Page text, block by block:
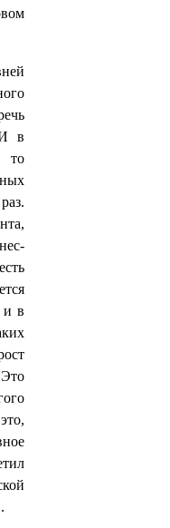
в
то
и в